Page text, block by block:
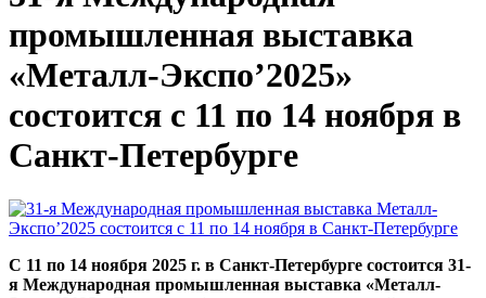
промышленная выставка
«Металл-Экспо’2025»
состоится с 11 по 14 ноября в
Санкт-Петербурге
С 11 по 14 ноября 2025 г. в Санкт-Петербурге состоится 31-
я Международная промышленная выставка «Металл-